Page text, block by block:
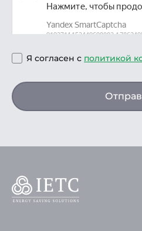
Я согласен с политикой